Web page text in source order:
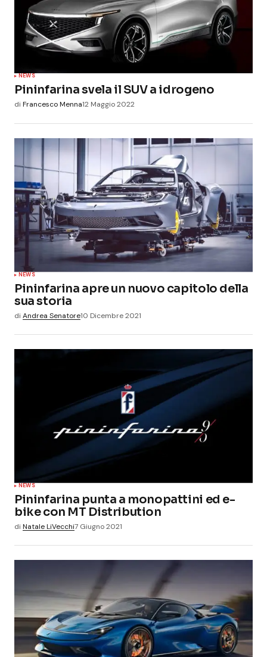
NEWS
Pininfarina svela il SUV a idrogeno
di Francesco Menna12 Maggio 2022
NEWS
Pininfarina apre un nuovo capitolo della
sua storia
di Andrea Senatore10 Dicembre 2021
NEWS
Pininfarina punta a monopattini ed e-
bike con MT Distribution
di Natale LiVecchi7 Giugno 2021